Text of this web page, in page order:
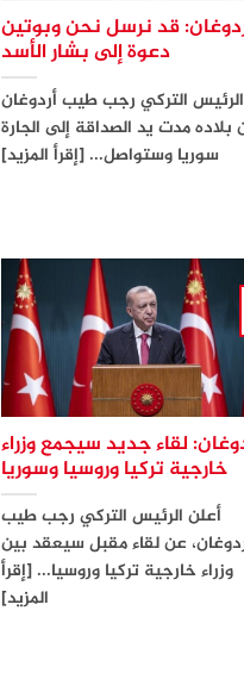
قد نرسل نحن وبوتين
دعوة إلى بشار الأسد
التركي رجب طيب أردوغان
بلاده مدت يد الصداقة إلى الجارة
سوريا وستواصل... [إقرأ المزيد]
لقاء جديد سيجمع وزراء
خارجية تركيا وروسيا وسوريا
أعلن الرئيس التركي رجب طيب
عن لقاء مقبل سيعقد بين
وزراء خارجية تركيا وروسيا... [إقرأ
المزيد]